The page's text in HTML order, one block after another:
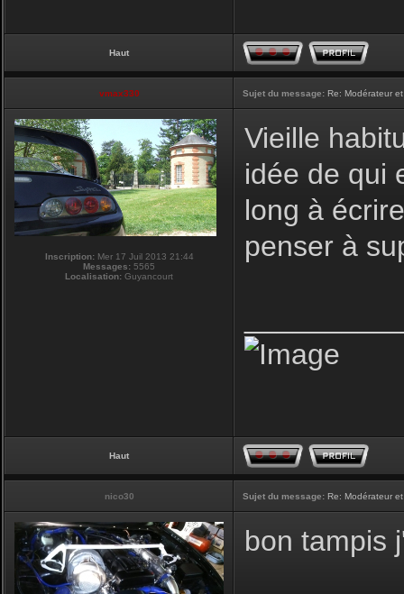
Haut
vmax330 Sujet du message: Re: Modérateur
Inscription:Mer 17 Juil 2013 21:44
Messages: 5565
Localisation: Guyancourt
Vieille
idée de qui
long à
penser à
Haut
nico30 Sujet du message: Re: Modérateur
bon tampis